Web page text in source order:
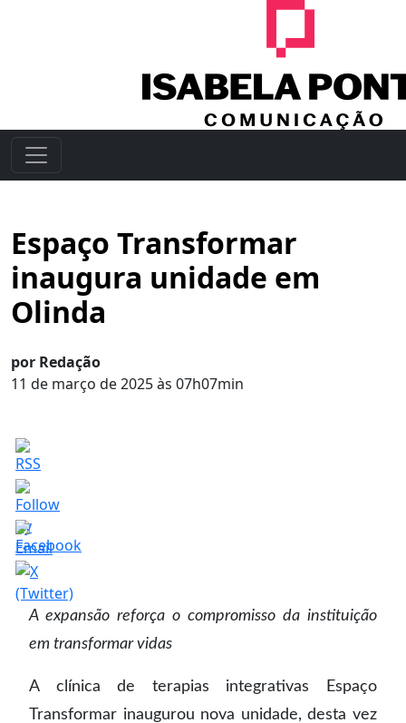
Espaço Transformar
inaugura unidade em
Olinda
por Redação
11 de março de 2025 às 07h07min
A expansão reforça o compromisso da instituição
em transformar vidas
A clínica de terapias integrativas Espaço
Transformar inaugurou nova unidade, desta vez